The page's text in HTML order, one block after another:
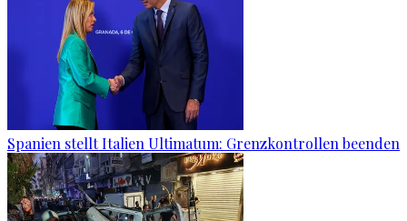
Spanien stellt Italien Ultimatum: Grenzkontrollen beenden